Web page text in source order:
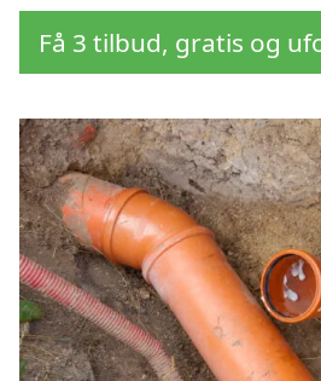
Få 3 tilbud, gratis og